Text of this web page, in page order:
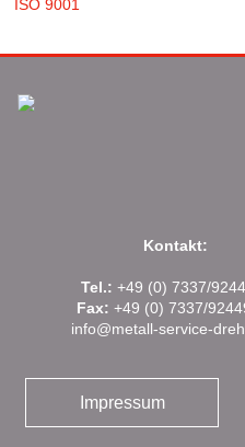
Kontakt:
Tel.: +49 (0) 7337/
Fax: +49 (0) 7337/
info@metall-service-
Impressum